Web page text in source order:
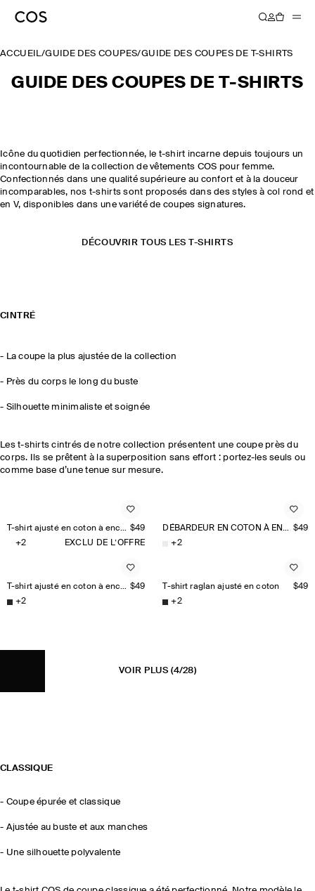
ACCUEIL/GUIDE DES COUPES/GUIDE DES COUPES DE T-SHIRTS
GUIDE DES COUPES DE T-SHIRTS
Icône du quotidien perfectionnée, le t-shirt incarne depuis toujours un
incontournable de la collection de vêtements COS pour femme.
Confectionnés dans une qualité supérieure au confort et à la douceur
incomparables, nos t-shirts sont proposés dans des styles à col rond et
en V, disponibles dans une variété de coupes signatures.
DÉCOUVRIR TOUS LES T-SHIRTS
CINTRÉ
- La coupe la plus ajustée de la collection
- Près du corps le long du buste
- Silhouette minimaliste et soignée
Les t-shirts cintrés de notre collection présentent une coupe près du
corps. Ils se prêtent à la superposition sans effort : portez-les seuls ou
comme base d’une tenue sur mesure.
T-shirt ajusté en coton à encolure bateau $49
+2 EXCLU DE L’OFFRE
DÉBARDEUR EN COTON À ENCOLURE EN V $49
+2
T-shirt ajusté en coton à encolure bateau $49
+2
T-shirt raglan ajusté en coton
$49
+2
VOIR PLUS (4/28)
CLASSIQUE
- Coupe épurée et classique
- Ajustée au buste et aux manches
- Une silhouette polyvalente